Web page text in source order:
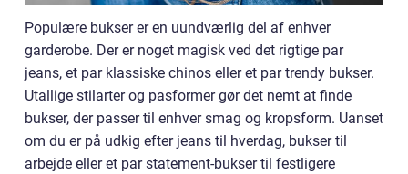
Populære bukser er en uundværlig del af enhver
garderobe. Der er noget magisk ved det rigtige par
jeans, et par klassiske chinos eller et par trendy bukser.
Utallige stilarter og pasformer gør det nemt at finde
bukser, der passer til enhver smag og kropsform. Uanset
om du er på udkig efter jeans til hverdag, bukser til
arbejde eller et par statement-bukser til festligere